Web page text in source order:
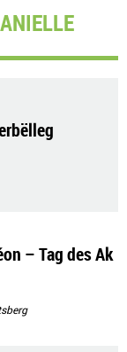
– Tag des Ak